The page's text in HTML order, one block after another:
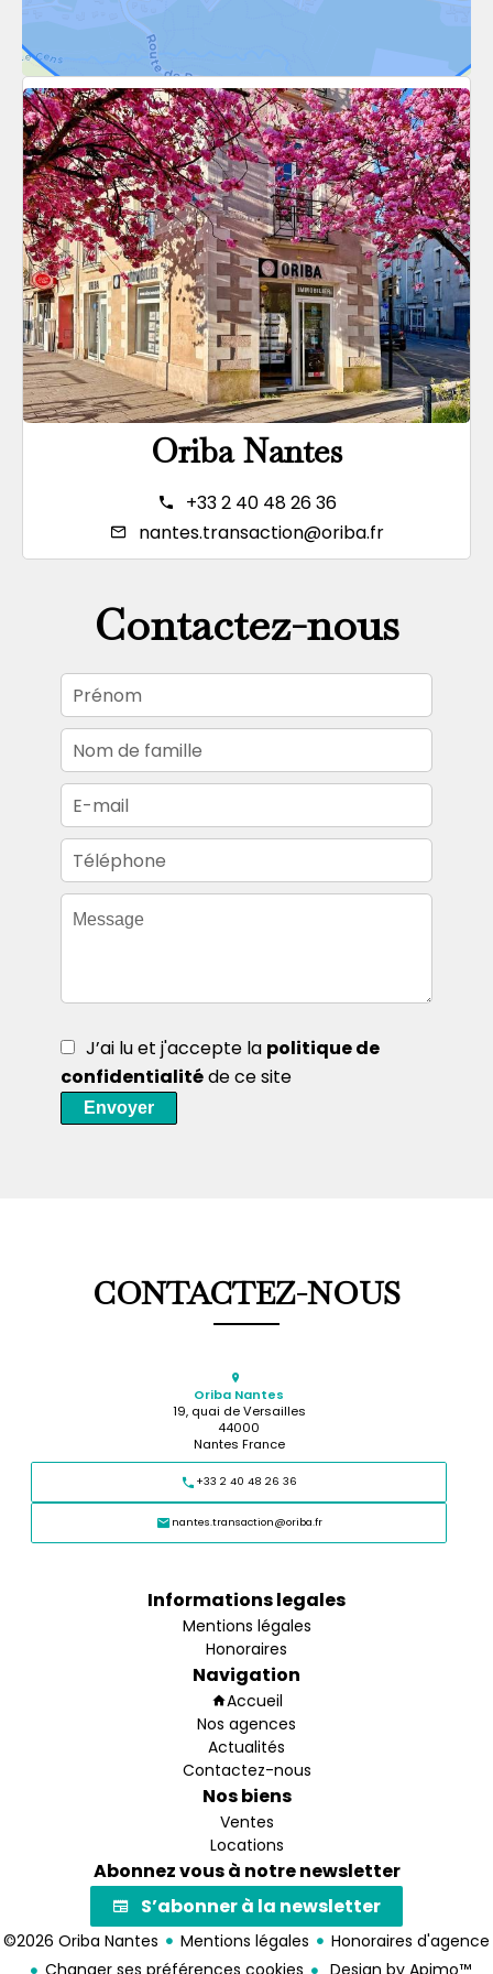
Oriba Nantes
+33 2 40 48 26 36
nantes.transaction@oriba.fr
Contactez-nous
J’ai lu et j'accepte la politique de
confidentialitéde ce site
Envoyer
CONTACTEZ-NOUS
Oriba Nantes
19, quai de Versailles
44000
Nantes France
+33 2 40 48 26 36
nantes.transaction@oriba.fr
Informations legales
Mentions légales
Honoraires
Navigation
Accueil
Nos agences
Actualités
Contactez-nous
Nos biens
Ventes
Locations
Abonnez vous à notre newsletter
S’abonner à la newsletter
©2026 Oriba Nantes Mentions légales
Honoraires d'agence